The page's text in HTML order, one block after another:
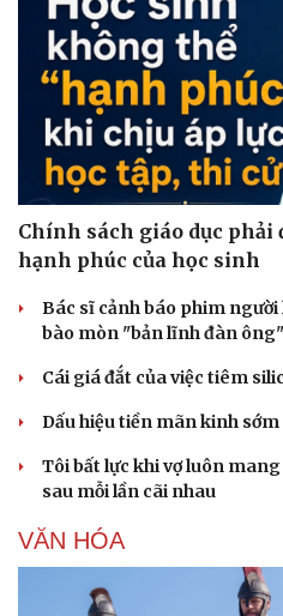
Sức khỏe
Dinh dưỡng - món ngon
Cây thuốc
Sản phụ khoa
Nhi khoa
Nam khoa
Làm đẹp - giảm cân
Phòng mạch online
Ăn sạch sống khỏe
Chính sách giáo dục phải
hạnh phúc của học sinh
Bác sĩ cảnh báo phim
bào mòn "bản lĩnh đàn ông"
Cái giá đắt của việc tiêm
Dấu hiệu tiền mãn kinh
Tôi bất lực khi vợ luôn
sau mỗi lần cãi nhau
VĂN HÓA